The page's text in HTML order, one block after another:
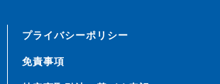
プライバシーポリシー
免責事項